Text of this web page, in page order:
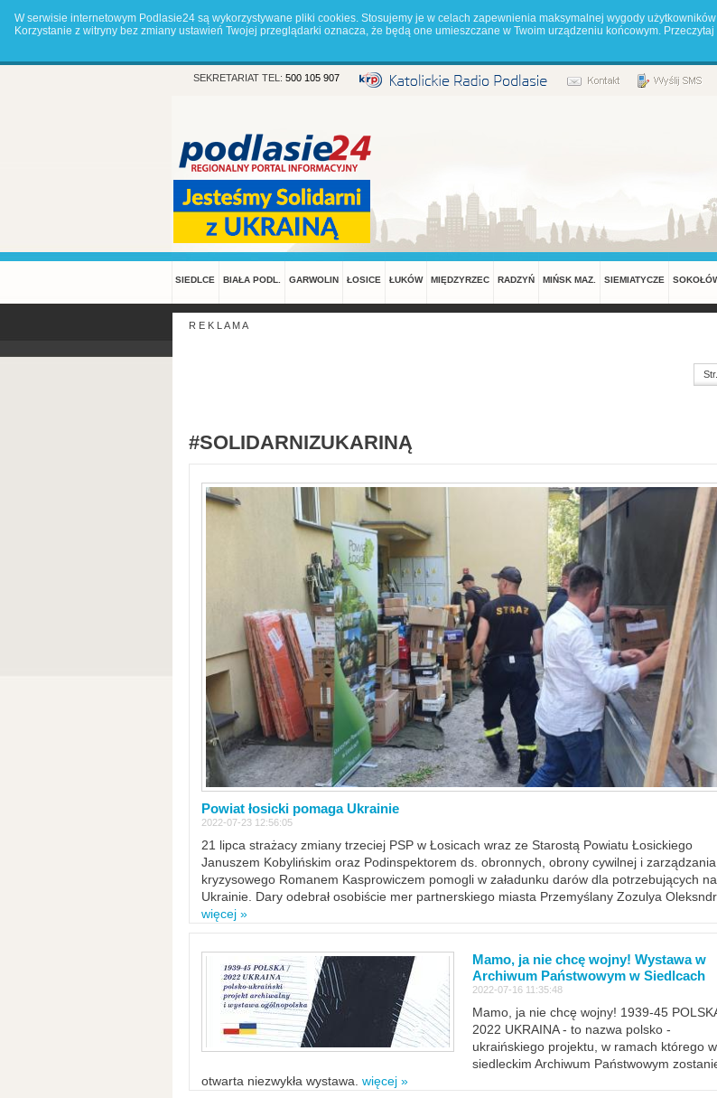
W serwisie internetowym Podlasie24 są wykorzystywane pliki cookies. Stosujemy je w celach zapewnienia maksymalnej wygody
Korzystanie z witryny bez zmiany ustawień Twojej przeglądarki oznacza, że będą one umieszczane w Twoim urządzeniu końcowym. Przeczytaj
SEKRETARIAT TEL: 500 105 907
SIEDLCE BIAŁA PODL. GARWOLIN ŁOSICE ŁUKÓW MIĘDZYRZEC RADZYŃ MIŃSK MAZ. SIEMIATYCZE
R E K L A M A
#SOLIDARNIZUKARINĄ
Powiat łosicki pomaga Ukrainie
2022-07-23 12:56:05
21 lipca strażacy zmiany trzeciej PSP w Łosicach wraz ze Starostą Powiatu Łosickiego
Januszem Kobylińskim oraz Podinspektorem ds. obronnych, obrony cywilnej i zarządzania
kryzysowego Romanem Kasprowiczem pomogli w załadunku darów dla potrzebujących na
Ukrainie. Dary odebrał osobiście mer partnerskiego miasta Przemyślany Zozulya Oleksndr.
więcej »
Mamo, ja nie chcę wojny! Wystawa w
Archiwum Państwowym w Siedlcach
2022-07-16 11:35:48
Mamo, ja nie chcę wojny! 1939-45
2022 UKRAINA - to nazwa polsko -
ukraińskiego projektu, w ramach którego w
siedleckim Archiwum Państwowym
otwarta niezwykła wystawa. więcej »